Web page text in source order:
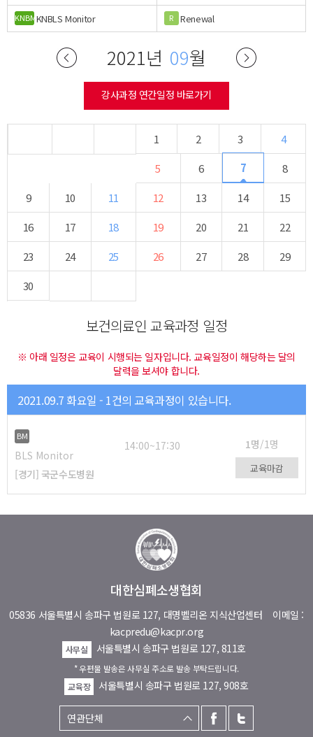
KNBMKNBLS Monitor R Renewal
2021년 09월
강사과정 연간일정 바로가기
1 2 3
4
5
6 7
8
9
10 11 12 13 14
15
16
17 18 19 20 21
22
23
24 25 26 27 28
29
30
보건의료인 교육과정 일정
※ 아래 일정은 교육이 시행되는 일자입니다. 교육일정이 해당하는 달의
달력을 보셔야 합니다.
2021.09.7 화요일 - 1건의 교육과정이 있습니다.
BM
BLS Monitor
14:00~17:30 1명/1명
[경기] 국군수도병원 교육마감
대한심폐소생협회
05836 서울특별시 송파구 법원로 127, 대명벨리온 지식산업센터 이메일 :
kacpredu@kacpr.org
사무실 서울특별시 송파구 법원로 127, 811호
* 우편물 발송은 사무실 주소로 발송 부탁드립니다.
교육장
서울특별시 송파구 법원로 127, 908호